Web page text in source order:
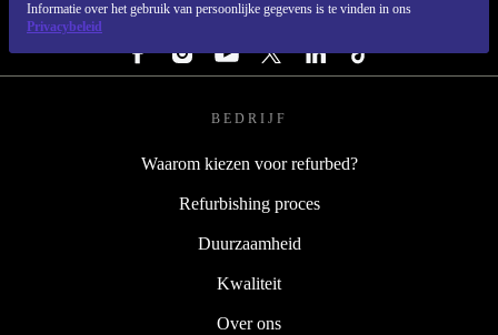
Informatie over het gebruik van persoonlijke gegevens is te vinden in ons
Privacybeleid
VOLG ONS
BEDRIJF
Waarom kiezen voor refurbed?
Refurbishing proces
Duurzaamheid
Kwaliteit
Over ons